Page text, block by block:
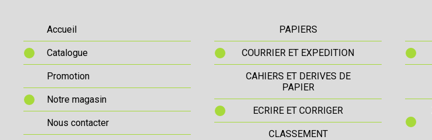
Accueil
Catalogue
Promotion
Notre magasin
Nous contacter
PAPIERS
COURRIER ET EXPEDITION
CAHIERS ET DERIVES DE
PAPIER
ECRIRE ET CORRIGER
CLASSEMENT